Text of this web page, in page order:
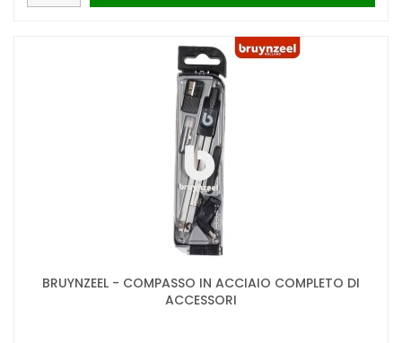
BRUYNZEEL - COMPASSO IN ACCIAIO COMPLETO DI
ACCESSORI